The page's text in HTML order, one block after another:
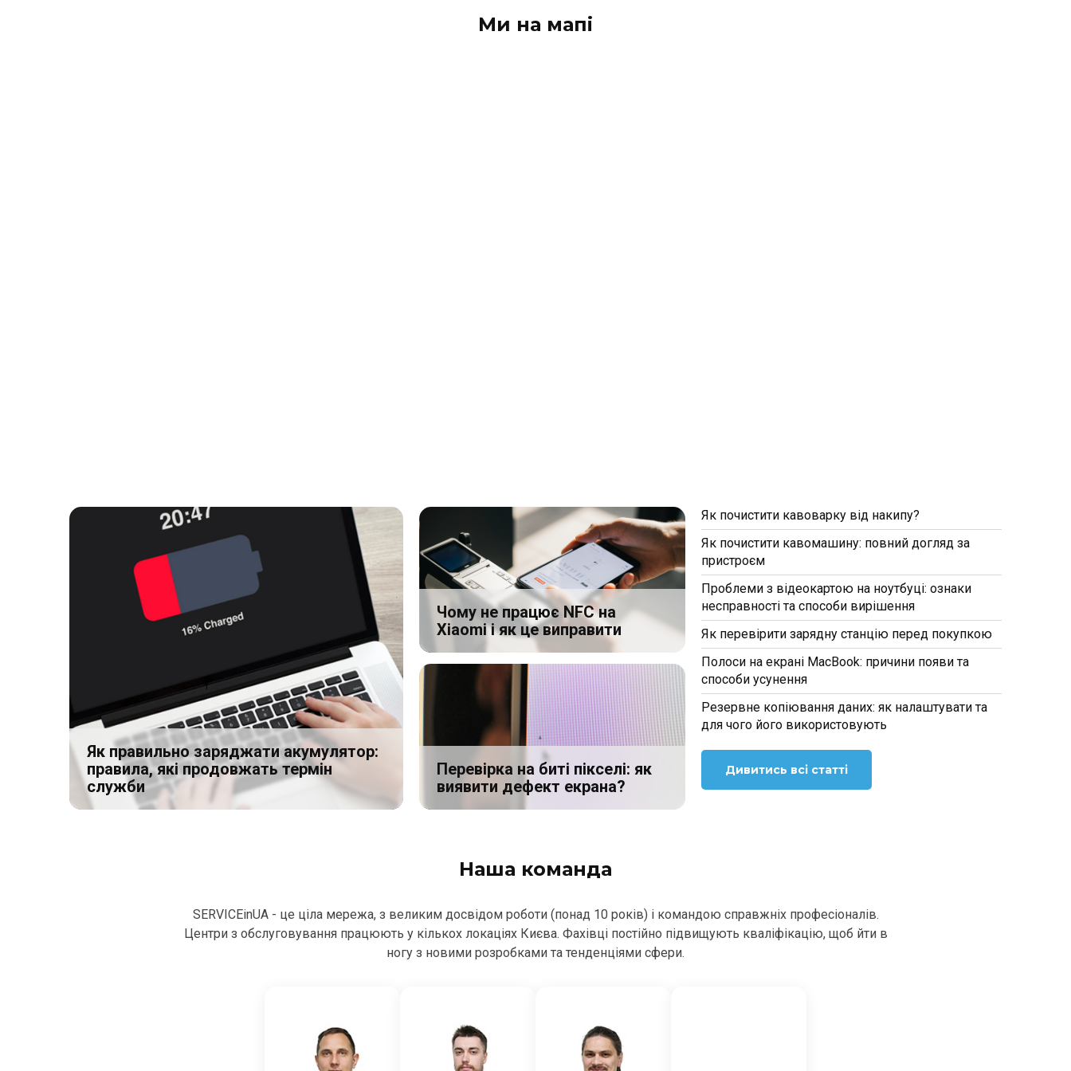
Ми на мапі
Як правильно заряджати акумулятор:
правила, які продовжать термін
служби
Чому не працює NFC на
Xiaomi і як це виправити
Перевірка на биті пікселі: як
виявити дефект екрана?
Як почистити кавоварку від накипу?
Як почистити кавомашину: повний догляд за
пристроєм
Проблеми з відеокартою на ноутбуці: ознаки
несправності та способи вирішення
Як перевірити зарядну станцію перед покупкою
Полоси на екрані MacBook: причини появи та
способи усунення
Резервне копіювання даних: як налаштувати та
для чого його використовують
Дивитись всі статті
Наша команда
SERVICEinUA - це ціла мережа, з великим досвідом роботи (понад 10 років) і командою справжніх професіоналів.
Центри з обслуговування працюють у кількох локаціях Києва. Фахівці постійно підвищують кваліфікацію, щоб йти в
ногу з новими розробками та тенденціями сфери.